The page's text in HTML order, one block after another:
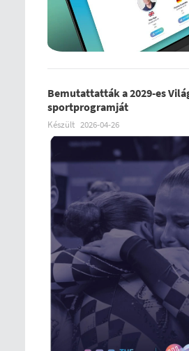
Bemutattatták a 2029-es
sportprogramját
Készült 2026-04-26